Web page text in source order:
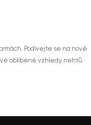
Podívejte se na nové
oblíbené vzhledy nehtů.